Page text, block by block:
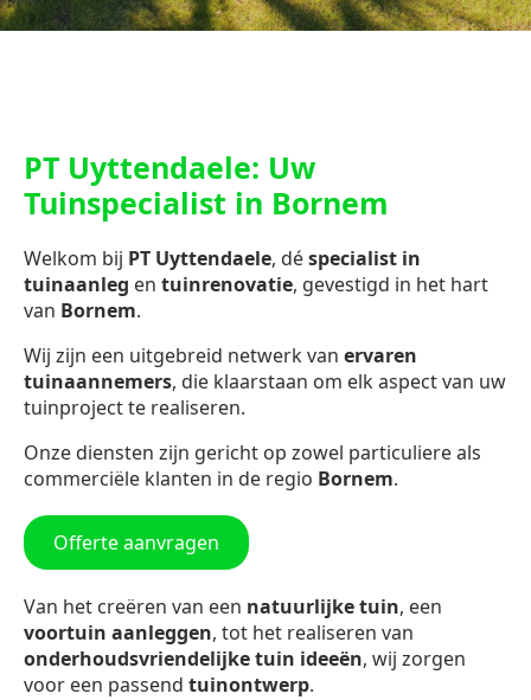
PT Uyttendaele: Uw
Tuinspecialist in Bornem
Welkom bij PT Uyttendaele, déspecialist in
tuinaanleg en tuinrenovatie, gevestigd in het hart
van Bornem.
Wij zijn een uitgebreid netwerk van ervaren
tuinaannemers, die klaarstaan om elk aspect van uw
tuinproject te realiseren.
Onze diensten zijn gericht op zowel particuliere als
commerciële klanten in de regio Bornem.
Offerte aanvragen
Van het creëren van een natuurlijke tuin, een
voortuin aanleggen, tot het realiseren van
onderhoudsvriendelijke tuin ideeën, wij zorgen
voor een passend tuinontwerp.